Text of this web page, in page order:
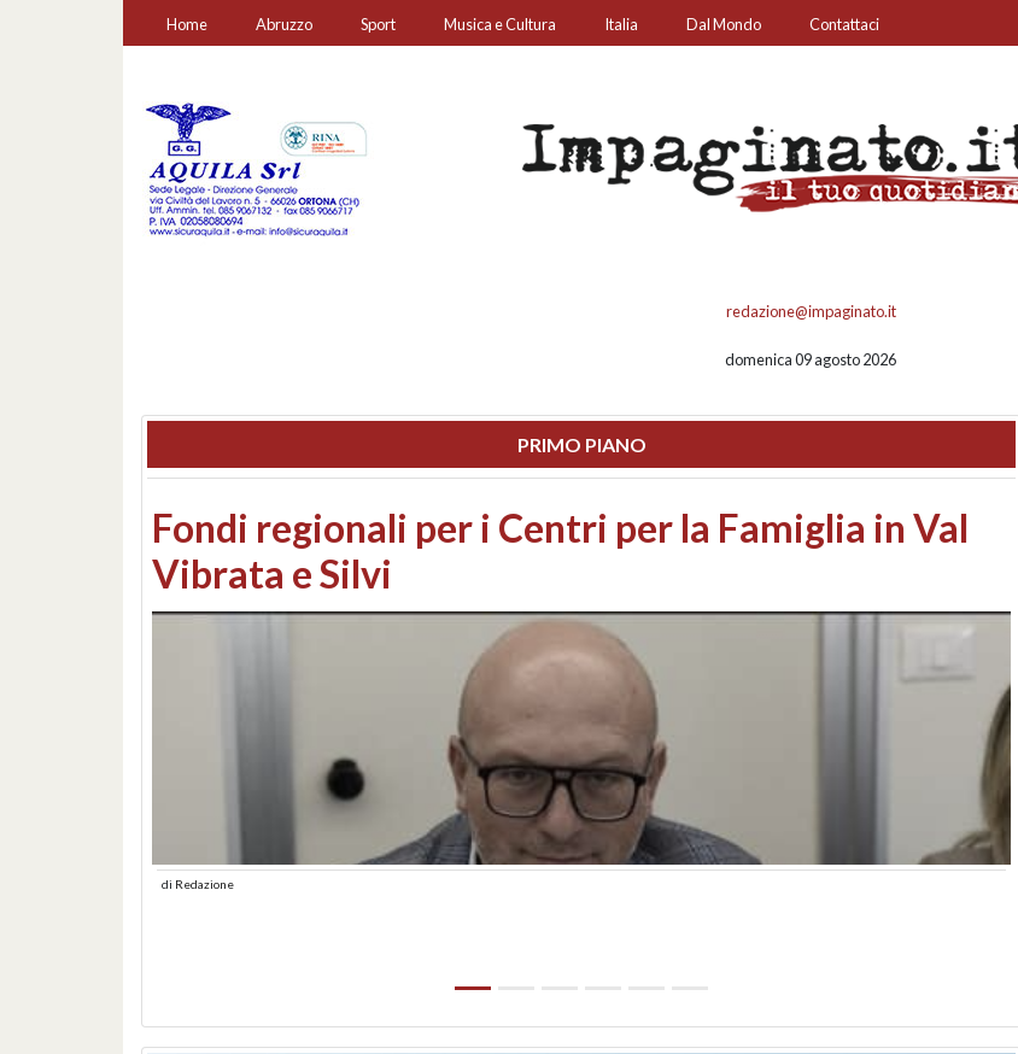
Home Abruzzo Sport Musica e Cultura Italia Dal Mondo Contattaci
redazione@impaginato.it
domenica 09 agosto 2026
PRIMO PIANO
Montesilvano, sequestrato un chiosco sul
lungomare: contestati abusi edilizi e occupazione
abusiva